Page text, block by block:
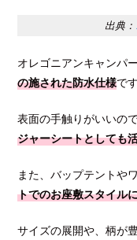
出典：
オレゴニアンキャンパ
の施された防水仕様です
表面の手触りがいいの
ジャーシートとしても
また、バップテントや
トでのお座敷スタイル
サイズの展開や、柄が